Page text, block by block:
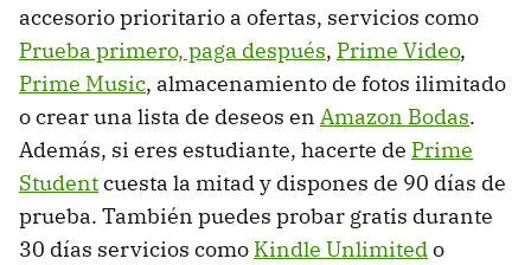
accesorio prioritario a ofertas, servicios como
Prueba primero, paga después, Prime Video,
Prime Music, almacenamiento de fotos ilimitado
o crear una lista de deseos en Amazon Bodas.
Además, si eres estudiante, hacerte de Prime
Studentcuesta la mitad y dispones de 90 días de
prueba. También puedes probar gratis durante
30 días servicios como Kindle Unlimitedo